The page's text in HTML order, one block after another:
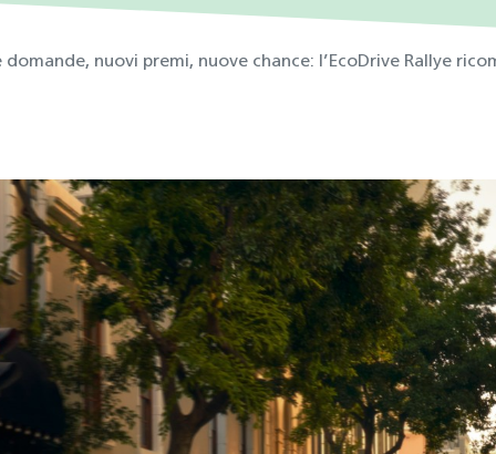
Informazione ai Comuni
Consulenza orientativa
Certificazioni per edifici
Formazione continua per i
professionisti
Formazione per le scuole
Calore rinnovabile
CECE
Minergie
CECE
SNBS
Associazione
Incentivi federali e
cantonali
Programmi di consulenza
riconosciuti (4R)
Educazione ambientale
domande, nuovi premi, nuove chance: l’EcoDrive Rallye